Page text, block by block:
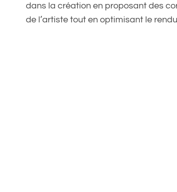
dans la création en proposant des
de l’artiste tout en optimisant le